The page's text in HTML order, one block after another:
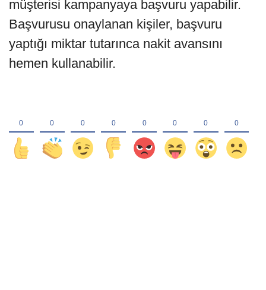
müşterisi kampanyaya başvuru yapabilir.
Başvurusu onaylanan kişiler, başvuru
yaptığı miktar tutarınca nakit avansını
hemen kullanabilir.